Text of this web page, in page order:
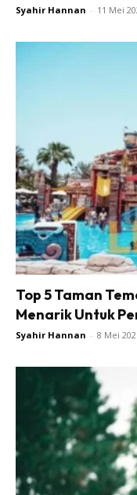
Syahir Hannan - 11 Mei
Top 5 Taman
Menarik Untuk
Syahir Hannan - 8 Mei